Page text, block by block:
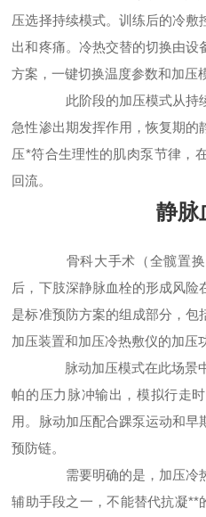
压选择持续模式。训练后的冷敷
出和疼痛。冷热交替的切换由
方案，一键切换温度参数和加压
此阶段的加压模式从持
急性渗出期发挥作用，恢复期的
压*符合生理性的肌肉泵节律，
回流。
静脉
骨科大手术（全髋置换
后，下肢深静脉血栓的形成风
是标准预防方案的组成部分，包
加压装置和加压冷热敷仪的加压
脉动加压模式在此场景
帕的压力脉冲输出，模拟行走
用。脉动加压配合踝泵运动和
预防链。
需要明确的是，加压冷
辅助手段之一，不能替代抗凝**